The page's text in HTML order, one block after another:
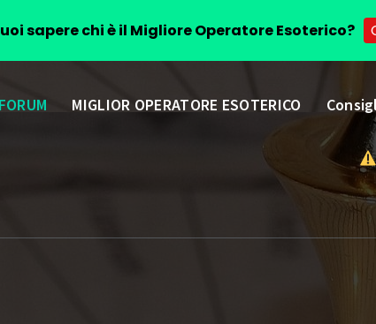
FORUM MIGLIOR OPERATORE ESOTERICO
sapere chi è il Migliore Operatore Esoterico?